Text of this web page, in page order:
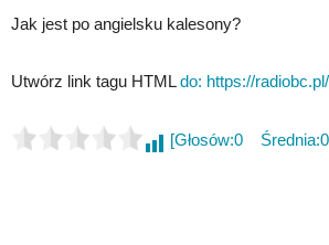
Jak jest po angielsku kalesony?
Utwórz link tagu HTMLdo: https://
[Głosów:0